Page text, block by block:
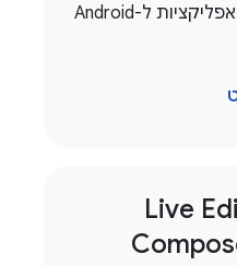
KMP, כדי להתחיל לפתח אפליקציות ל-Android
Live